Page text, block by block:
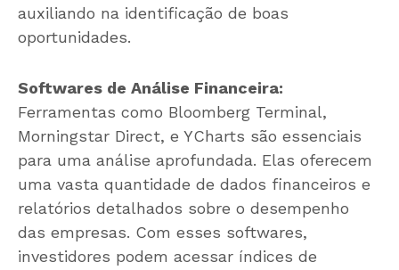
auxiliando na identificação de boas
oportunidades.
Softwares de Análise Financeira:
Ferramentas como Bloomberg Terminal,
Morningstar Direct, e YCharts são essenciais
para uma análise aprofundada. Elas oferecem
uma vasta quantidade de dados financeiros e
relatórios detalhados sobre o desempenho
das empresas. Com esses softwares,
investidores podem acessar índices de